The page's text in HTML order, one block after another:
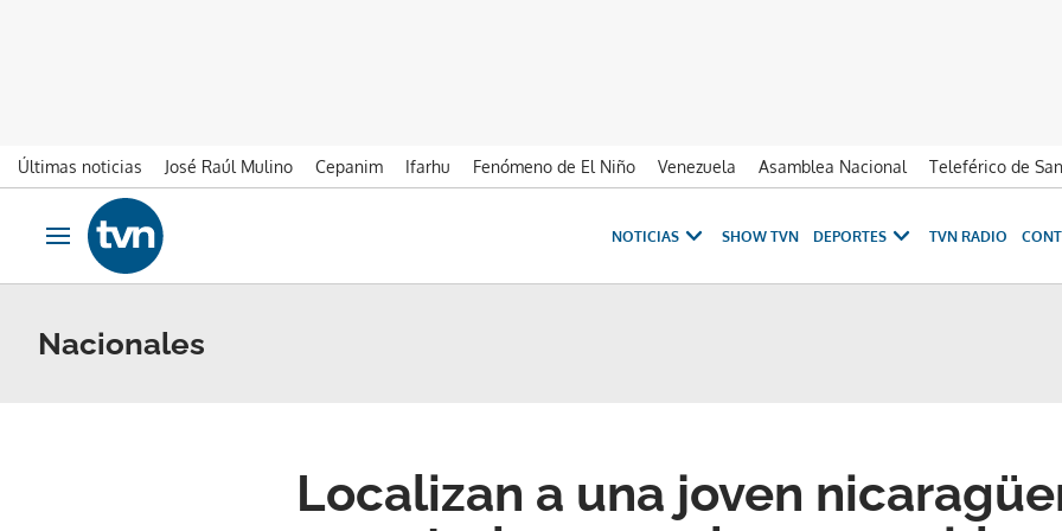
Últimas noticias José Raúl Mulino Cepanim Ifarhu Fenómeno de El Niño Venezuela Asamblea Nacional Teleférico de
Ir al contenido
Obrir navegació
NOTICIAS SHOW TVN DEPORTES TVN RADIO
Nacionales
Localizan a una joven